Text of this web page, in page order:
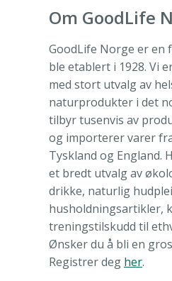
Om GoodLife
GoodLife Norge er en
ble etablert i 1928. Vi
med stort utvalg av
naturprodukter i det
tilbyr tusenvis av
og importerer varer
Tyskland og England.
et bredt utvalg av
drikke, naturlig
husholdningsartikler,
treningstilskudd til
Ønsker du å bli en
Registrer deg her.